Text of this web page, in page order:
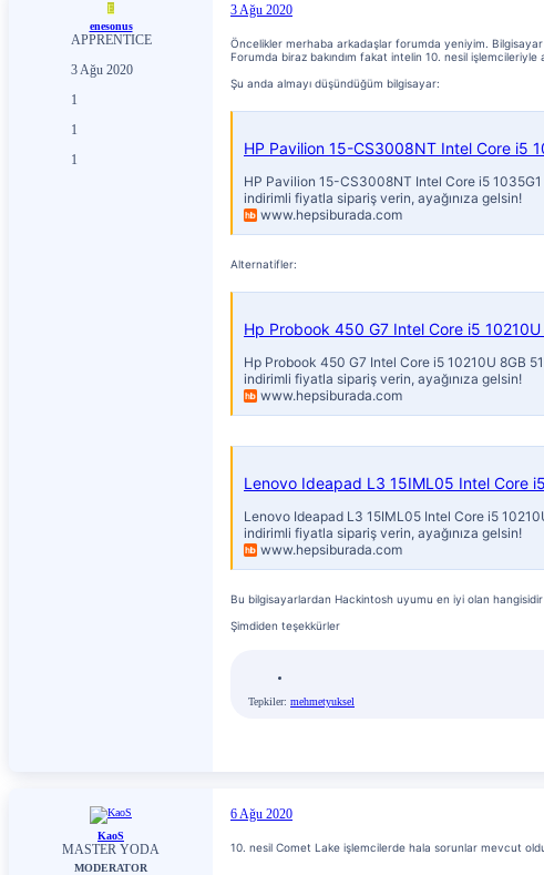
E
enesonus
APPRENTICE
3 Ağu 2020
1
1
1
3 Ağu 2020
Öncelikler merhaba arkadaşlar forumda yeniyim. Bilgisayar
Forumda biraz bakındım fakat intelin 10. nesil
Şu anda almayı düşündüğüm bilgisayar:
HP Pavilion 15-CS3008NT Intel Core i5
HP Pavilion 15-CS3008NT Intel Core i5
indirimli fiyatla sipariş verin, ayağınıza gelsin!
www.hepsiburada.com
Alternatifler:
Hp Probook 450 G7 Intel Core i5 10210U
Hp Probook 450 G7 Intel Core i5 10210U 8GB
indirimli fiyatla sipariş verin, ayağınıza gelsin!
www.hepsiburada.com
Lenovo Ideapad L3 15IML05 Intel Core
Lenovo Ideapad L3 15IML05 Intel Core i5
indirimli fiyatla sipariş verin, ayağınıza gelsin!
www.hepsiburada.com
Bu bilgisayarlardan Hackintosh uyumu en iyi olan
Şimdiden teşekkürler
Tepkiler: mehmetyuksel
KaoS
MASTER YODA
MODERATOR
6 Ağu 2020
10. nesil Comet Lake işlemcilerde hala sorunlar mevcut